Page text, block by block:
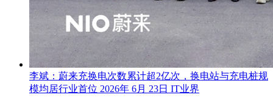
李斌：蔚来充换电次数累计超2亿次，换电站与充电桩规
模均居行业首位 2026年 6月 23日 IT业界